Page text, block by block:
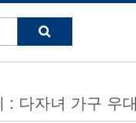
: 다자녀 가구 우